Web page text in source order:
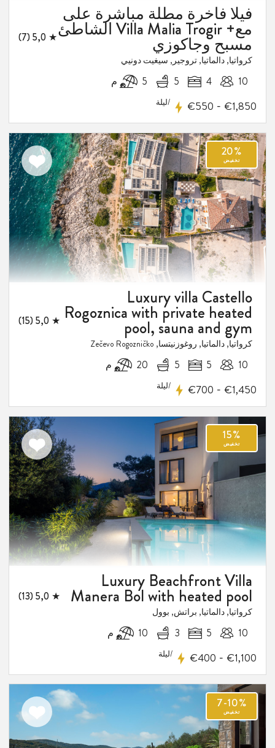
فيلا فاخرة مطلة مباشرة على
الشاطئ Villa Malia Trogir +مع
مسبح وجاكوزي ★ 5,0 (7)
كرواتيا, دالماتيا, تروجير, سيغيت دونيي
10
4
5 5 م
€550 - €1,850 /ليلة
اضف
الى
المفضلة
Luxury villa Castello
Rogoznica with private heated
pool, sauna and gym
★ 5,0 (15)
كرواتيا, دالماتيا, روغوزنيتسا, Zečevo Rogozničko
10
5
5 20 م
€700 - €1,450 /ليلة
الى
المفضلة
Luxury Beachfront Villa
Manera Bol with heated pool
★ 5,0 (13)
كرواتيا, دالماتيا, براتش, بوول
10
5
3 10 م
€400 - €1,100 /ليلة
اضف
المفضلة